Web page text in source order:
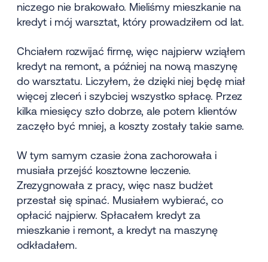
niczego nie brakowało. Mieliśmy mieszkanie na
kredyt i mój warsztat, który prowadziłem od lat.
Chciałem rozwijać firmę, więc najpierw wziąłem
kredyt na remont, a później na nową maszynę
do warsztatu. Liczyłem, że dzięki niej będę miał
więcej zleceń i szybciej wszystko spłacę. Przez
kilka miesięcy szło dobrze, ale potem klientów
zaczęło być mniej, a koszty zostały takie same.
W tym samym czasie żona zachorowała i
musiała przejść kosztowne leczenie.
Zrezygnowała z pracy, więc nasz budżet
przestał się spinać. Musiałem wybierać, co
opłacić najpierw. Spłacałem kredyt za
mieszkanie i remont, a kredyt na maszynę
odkładałem.